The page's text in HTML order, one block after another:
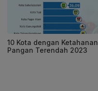
10 Kota dengan Ketahanan
Pangan Terendah 2023